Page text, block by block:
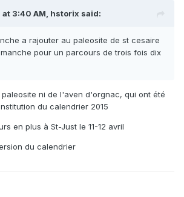
at 3:40 AM, hstorix said:
a rajouter au paleosite de st cesaire
pour un parcours de trois fois dix
ni de l'aven d'orgnac, qui ont été
du calendrier 2015
en plus à St-Just le 11-12 avril
du calendrier